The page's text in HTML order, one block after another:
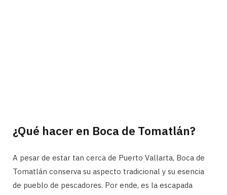
¿Qué hacer en Boca de Tomatlán?
A pesar de estar tan cerca de Puerto Vallarta, Boca de
Tomatlán conserva su aspecto tradicional y su esencia
de pueblo de pescadores. Por ende, es la escapada